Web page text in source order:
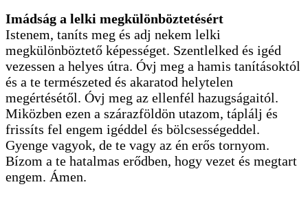
Imádság a lelki megkülönböztetésért
Istenem, taníts meg és adj nekem lelki
megkülönböztető képességet. Szentlelked és igéd
vezessen a helyes útra. Óvj meg a hamis tanításoktól
és a te természeted és akaratod helytelen
megértésétől. Óvj meg az ellenfél hazugságaitól.
Miközben ezen a szárazföldön utazom, táplálj és
frissíts fel engem igéddel és bölcsességeddel.
Gyenge vagyok, de te vagy az én erős tornyom.
Bízom a te hatalmas erődben, hogy vezet és megtart
engem. Ámen.